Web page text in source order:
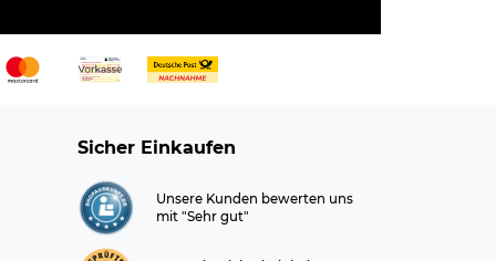
Sicher Einkaufen
Unsere Kunden bewerten uns
mit "Sehr gut"